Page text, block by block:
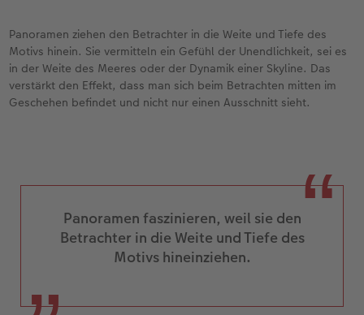
Panoramen ziehen den Betrachter in die Weite und Tiefe des
Motivs hinein. Sie vermitteln ein Gefühl der Unendlichkeit, sei es
in der Weite des Meeres oder der Dynamik einer Skyline. Das
verstärkt den Effekt, dass man sich beim Betrachten mitten im
Geschehen befindet und nicht nur einen Ausschnitt sieht.
Panoramen faszinieren, weil sie den
Betrachter in die Weite und Tiefe des
Motivs hineinziehen.